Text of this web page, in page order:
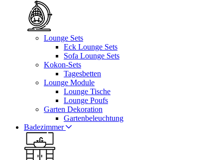
Lounge Sets
Eck Lounge Sets
Sofa Lounge Sets
Kokon-Sets
Tagesbetten
Lounge Module
Lounge Tische
Lounge Poufs
Garten Dekoration
Gartenbeleuchtung
Badezimmer